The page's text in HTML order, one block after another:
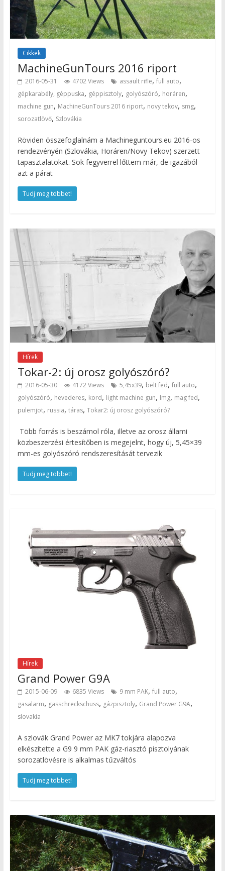
Cikkek
MachineGunTours 2016 riport
2016-05-31 4702 Views assault rifle, full auto,
gépkarabély, géppuska, géppisztoly, golyószóró, horáren,
machine gun, MachineGunTours 2016 riport, novy tekov, smg,
sorozatlövő, Szlovákia
Röviden összefoglalnám a Machineguntours.eu 2016-os
rendezvényén (Szlovákia, Horáren/Novy Tekov) szerzett
tapasztalatokat. Sok fegyverrel lőttem már, de igazából
azt a párat
Tudj meg többet!
Hírek
Tokar-2: új orosz golyószóró?
2016-05-30 4172 Views 5,45x39, belt fed, full auto,
golyószóró, hevederes, kord, light machine gun, lmg, mag fed,
pulemjot, russia, táras, Tokar2: új orosz golyószóró?
Több forrás is beszámol róla, illetve az orosz állami
közbeszerzési értesítőben is megejelnt, hogy új, 5,45×39
mm-es golyószóró rendszeresítását tervezik
Tudj meg többet!
Hírek
Grand Power G9A
2015-06-09 6835 Views 9 mm PAK, full auto,
gasalarm, gasschreckschuss, gázpisztoly, Grand Power G9A,
slovakia
A szlovák Grand Power az MK7 tokjára alapozva
elkészítette a G9 9 mm PAK gáz-riasztó pisztolyának
sorozatlövésre is alkalmas tűzváltós
Tudj meg többet!